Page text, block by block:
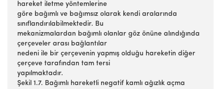
hareket iletme yöntemlerine
göre bağımlı ve bağımsız olarak kendi aralarında
sınıflandırılabilmektedir. Bu
mekanizmalardan bağımlı olanlar göz önüne alındığında
çerçeveler arası bağlantılar
nedeni ile bir çerçevenin yapmış olduğu hareketin diğer
çerçeve tarafından tam tersi
yapılmaktadır.
Şekil 1.7. Bağımlı hareketli negatif kamlı ağızlık açma